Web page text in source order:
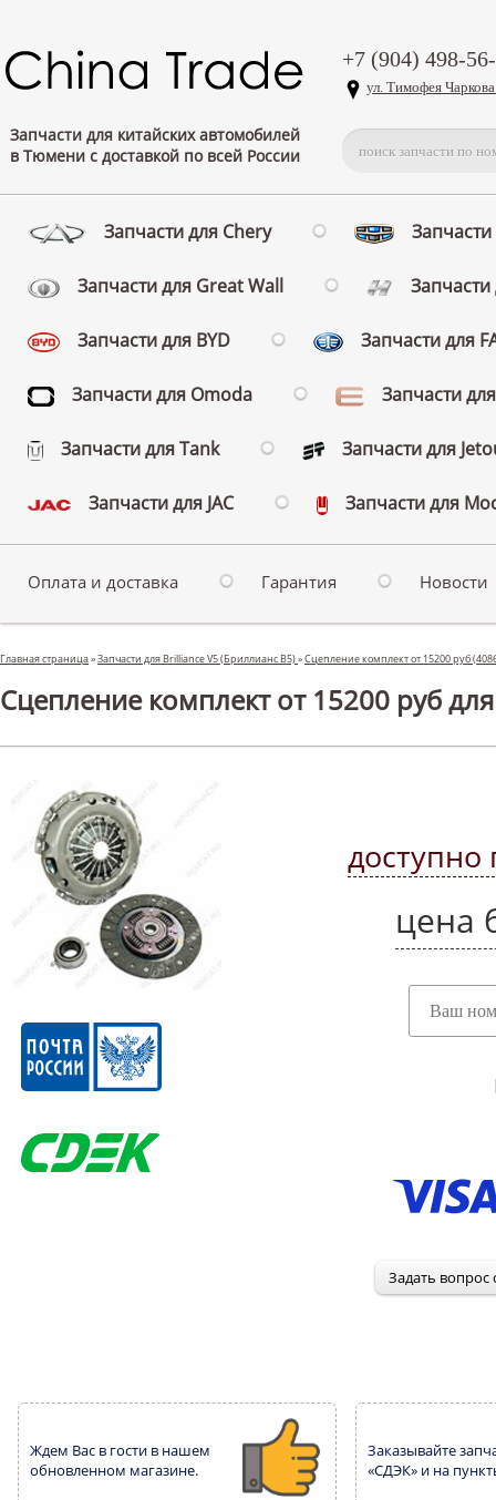
Запчасти для китайских автомобилей
в Тюмени с доставкой по всей России
+7 (904) 498-
ул. Тимофея
Запчасти для Chery
Запчасти для Great Wall
Запчасти для BYD Запчасти для
Запчасти для Omoda Запчасти
Запчасти для Tank Запчасти для
Запчасти для JAC Запчасти для
Оплата и доставка Гарантия Новости
Главная страница»Запчасти для Brilliance V5 (Бриллианс В5)»Сцепление комплект от 15200 руб
Сцепление комплект от 15200 руб
доступно
цена
Ждем Вас в гости в нашем
обновленном магазине.
Заказывайте
«СДЭК» и на